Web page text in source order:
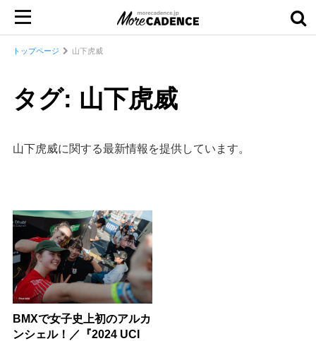
トップページ 山下虎威
タグ: 山下虎威
山下虎威に関する最新情報を提供しています。
BMXで女子史上初のアルカ
ンシェル！／『2024 UCI